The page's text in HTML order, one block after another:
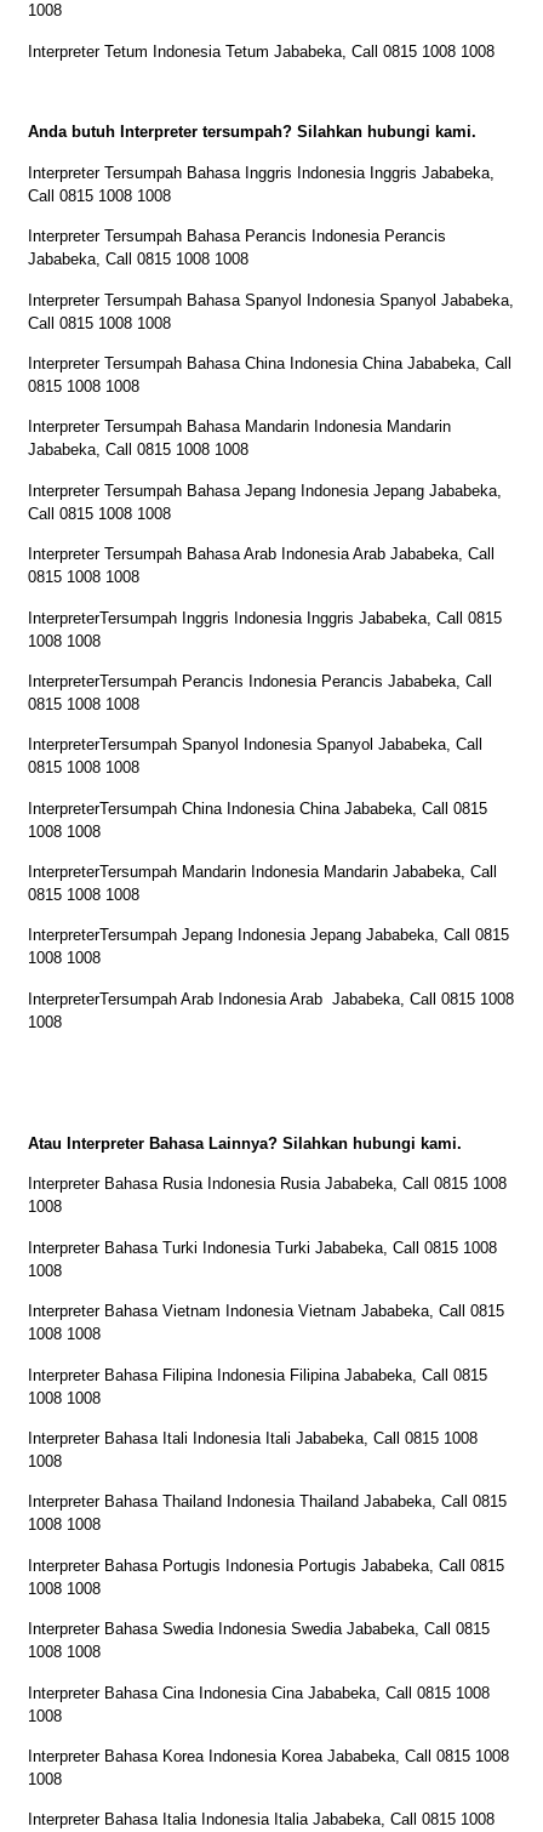
1008
Interpreter Tetum Indonesia Tetum Jababeka, Call 0815 1008 1008
Anda butuh Interpreter tersumpah? Silahkan hubungi kami.
Interpreter Tersumpah Bahasa Inggris Indonesia Inggris Jababeka,
Call 0815 1008 1008
Interpreter Tersumpah Bahasa Perancis Indonesia Perancis
Jababeka, Call 0815 1008 1008
Interpreter Tersumpah Bahasa Spanyol Indonesia Spanyol Jababeka,
Call 0815 1008 1008
Interpreter Tersumpah Bahasa China Indonesia China Jababeka, Call
0815 1008 1008
Interpreter Tersumpah Bahasa Mandarin Indonesia Mandarin
Jababeka, Call 0815 1008 1008
Interpreter Tersumpah Bahasa Jepang Indonesia Jepang Jababeka,
Call 0815 1008 1008
Interpreter Tersumpah Bahasa Arab Indonesia Arab Jababeka, Call
0815 1008 1008
InterpreterTersumpah Inggris Indonesia Inggris Jababeka, Call 0815
1008 1008
InterpreterTersumpah Perancis Indonesia Perancis Jababeka, Call
0815 1008 1008
InterpreterTersumpah Spanyol Indonesia Spanyol Jababeka, Call
0815 1008 1008
InterpreterTersumpah China Indonesia China Jababeka, Call 0815
1008 1008
InterpreterTersumpah Mandarin Indonesia Mandarin Jababeka, Call
0815 1008 1008
InterpreterTersumpah Jepang Indonesia Jepang Jababeka, Call 0815
1008 1008
InterpreterTersumpah Arab Indonesia Arab Jababeka, Call 0815 1008
1008
Atau Interpreter Bahasa Lainnya? Silahkan hubungi kami.
Interpreter Bahasa Rusia Indonesia Rusia Jababeka, Call 0815 1008
1008
Interpreter Bahasa Turki Indonesia Turki Jababeka, Call 0815 1008
1008
Interpreter Bahasa Vietnam Indonesia Vietnam Jababeka, Call 0815
1008 1008
Interpreter Bahasa Filipina Indonesia Filipina Jababeka, Call 0815
1008 1008
Interpreter Bahasa Itali Indonesia Itali Jababeka, Call 0815 1008
1008
Interpreter Bahasa Thailand Indonesia Thailand Jababeka, Call 0815
1008 1008
Interpreter Bahasa Portugis Indonesia Portugis Jababeka, Call 0815
1008 1008
Interpreter Bahasa Swedia Indonesia Swedia Jababeka, Call 0815
1008 1008
Interpreter Bahasa Cina Indonesia Cina Jababeka, Call 0815 1008
1008
Interpreter Bahasa Korea Indonesia Korea Jababeka, Call 0815 1008
1008
Interpreter Bahasa Italia Indonesia Italia Jababeka, Call 0815 1008